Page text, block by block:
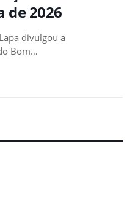
de 2026
divulgou a
Bom…